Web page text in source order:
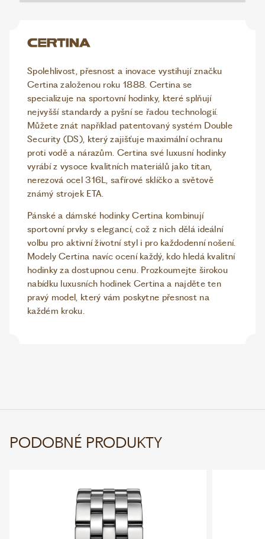
Spolehlivost, přesnost a inovace vystihují značku
Certina založenou roku 1888. Certina se
specializuje na sportovní hodinky, které splňují
nejvyšší standardy a pyšní se řadou technologií.
Můžete znát například patentovaný systém Double
Security (DS), který zajišťuje maximální ochranu
proti vodě a nárazům. Certina své luxusní hodinky
vyrábí z vysoce kvalitních materiálů jako titan,
nerezová ocel 316L, safírové sklíčko a světově
známý strojek ETA.
Pánské a dámské hodinky Certina kombinují
sportovní prvky s elegancí, což z nich dělá ideální
volbu pro aktivní životní styl i pro každodenní nošení.
Modely Certina navíc ocení každý, kdo hledá kvalitní
hodinky za dostupnou cenu. Prozkoumejte širokou
nabídku luxusních hodinek Certina a najděte ten
pravý model, který vám poskytne přesnost na
každém kroku.
PODOBNÉ PRODUKTY